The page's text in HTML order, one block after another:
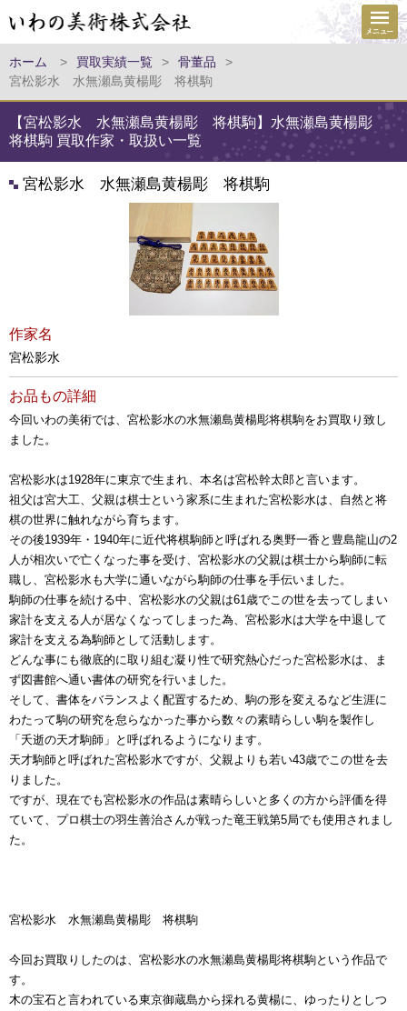
ホーム > 買取実績一覧 > 骨董品
>
宮松影水 水無瀬島黄楊彫 将棋駒
【宮松影水 水無瀬島黄楊彫 将棋駒】水無瀬島黄楊彫
将棋駒 買取作家・取扱い一覧
宮松影水 水無瀬島黄楊彫 将棋駒
作家名
宮松影水
お品もの詳細
今回いわの美術では、宮松影水の水無瀬島黄楊彫将棋駒をお買取り致し
ました。
宮松影水は1928年に東京で生まれ、本名は宮松幹太郎と言います。
祖父は宮大工、父親は棋士という家系に生まれた宮松影水は、自然と将
棋の世界に触れながら育ちます。
その後1939年・1940年に近代将棋駒師と呼ばれる奥野一香と豊島龍山の2
人が相次いで亡くなった事を受け、宮松影水の父親は棋士から駒師に転
職し、宮松影水も大学に通いながら駒師の仕事を手伝いました。
駒師の仕事を続ける中、宮松影水の父親は61歳でこの世を去ってしまい
家計を支える人が居なくなってしまった為、宮松影水は大学を中退して
家計を支える為駒師として活動します。
どんな事にも徹底的に取り組む凝り性で研究熱心だった宮松影水は、ま
ず図書館へ通い書体の研究を行いました。
そして、書体をバランスよく配置するため、駒の形を変えるなど生涯に
わたって駒の研究を怠らなかった事から数々の素晴らしい駒を製作し
「夭逝の天才駒師」と呼ばれるようになります。
天才駒師と呼ばれた宮松影水ですが、父親よりも若い43歳でこの世を去
りました。
ですが、現在でも宮松影水の作品は素晴らしいと多くの方から評価を得
ていて、プロ棋士の羽生善治さんが戦った竜王戦第5局でも使用されまし
た。
宮松影水 水無瀬島黄楊彫 将棋駒
今回お買取りしたのは、宮松影水の水無瀬島黄楊彫将棋駒という作品で
す。
木の宝石と言われている東京御蔵島から採れる黄楊に、ゆったりとしつ